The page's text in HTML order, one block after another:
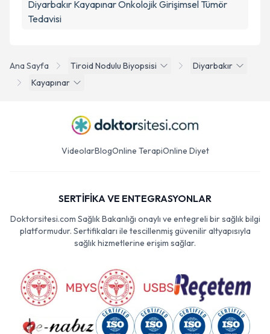
Ana Sayfa Tiroid Nodulu Biyopsisi
Diyarbakır
Kayapınar
Diyarbakır Kayapınar Onkolojik Girişimsel Tümör
Tedavisi
VideolarBlogOnline TerapiOnline Diyet
SERTİFİKA VE ENTEGRASYONLAR
Doktorsitesi.com Sağlık Bakanlığı onaylı ve entegreli bir sağlık bilgi
platformudur. Sertifikaları ile tescillenmiş güvenilir altyapısıyla
sağlık hizmetlerine erişim sağlar.